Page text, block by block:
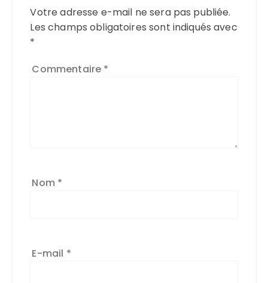
Votre adresse e-mail ne sera pas publiée.
Les champs obligatoires sont indiqués avec
*
Commentaire *
Nom *
E-mail *